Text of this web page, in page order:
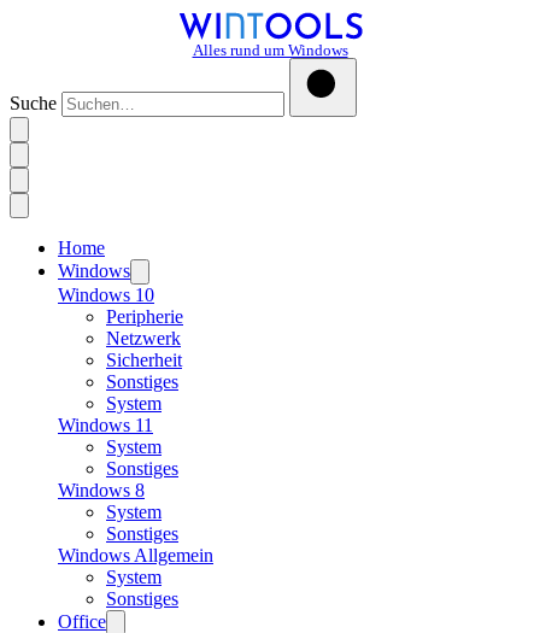
Alles rund um Windows
Suche
Home
Windows
Windows 10
Peripherie
Netzwerk
Sicherheit
Sonstiges
System
Windows 11
System
Sonstiges
Windows 8
System
Sonstiges
Windows Allgemein
System
Sonstiges
Office